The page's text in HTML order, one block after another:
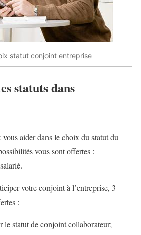
statut conjoint entreprise
statuts dans
aider dans le choix du statut du
vous sont offertes :
votre conjoint à l’entreprise, 3
:
le statut de conjoint collaborateur;